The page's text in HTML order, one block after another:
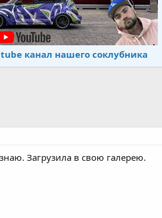
канал нашего соклубника
Загрузила в свою галерею.